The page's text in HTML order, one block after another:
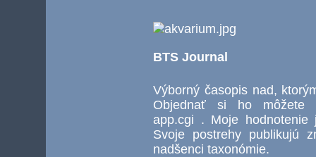
BTS Journal
Výborný časopis nad,
Objednať si ho môžete
app.cgi . Moje
Svoje postrehy publikujú
nadšenci taxonómie.